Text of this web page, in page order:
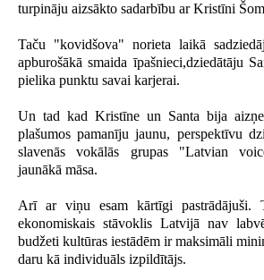
turpināju aizsākto sadarbību ar Kristīni
Taču "kovidšova" norieta laikā
apburošākā smaida īpašnieci,dziedātāju
pielika punktu savai karjerai.
Un tad kad Kristīne un Santa bija
plašumos pamanīju jaunu, perspektīvu
slavenās vokālās grupas "Latvian
jaunākā māsa.
Arī ar viņu esam kārtīgi pastrādājuši.
ekonomiskais stāvoklis Latvijā nav
budžeti kultūras iestādēm ir maksimāli
daru kā individuāls izpildītājs.